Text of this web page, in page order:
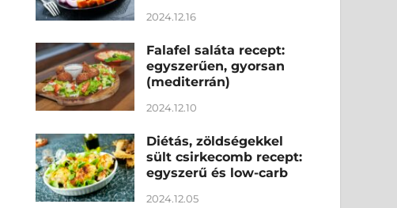
2024.12.16
Falafel saláta recept:
egyszerűen, gyorsan
(mediterrán)
2024.12.10
Diétás, zöldségekkel
sült csirkecomb recept:
egyszerű és low-carb
2024.12.05